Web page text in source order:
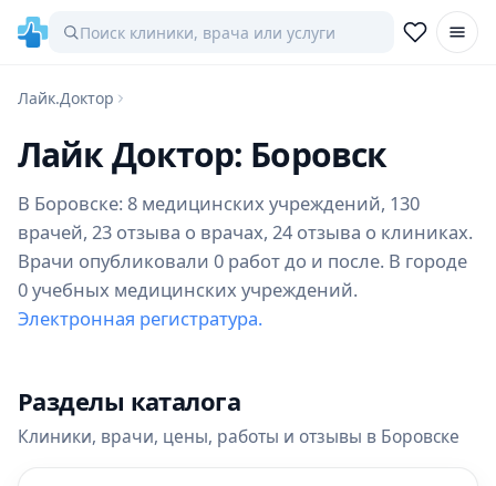
Лайк.Доктор
Лайк Доктор: Боровск
В Боровске: 8 медицинских учреждений, 130
врачей, 23 отзыва о врачах, 24 отзыва о клиниках.
Врачи опубликовали 0 работ до и после. В городе
0 учебных медицинских учреждений.
Электронная регистратура.
Разделы каталога
Клиники, врачи, цены, работы и отзывы в Боровске